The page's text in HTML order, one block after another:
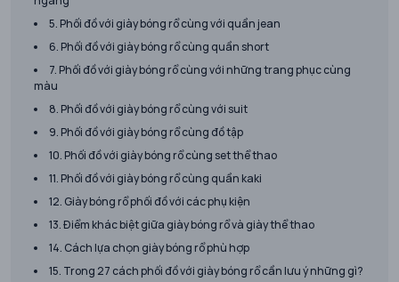
5. Phối đồ với giày bóng rổ cùng với quần jean
6. Phối đồ với giày bóng rổ cùng quần short
7. Phối đồ với giày bóng rổ cùng với những trang phục cùng
màu
8. Phối đồ với giày bóng rổ cùng với suit
9. Phối đồ với giày bóng rổ cùng đồ tập
10. Phối đồ với giày bóng rổ cùng set thể thao
11. Phối đồ với giày bóng rổ cùng quần kaki
12. Giày bóng rổ phối đồ với các phụ kiện
13. Điểm khác biệt giữa giày bóng rổ và giày thể thao
14. Cách lựa chọn giày bóng rổ phù hợp
15. Trong 27 cách phối đồ với giày bóng rổ cần lưu ý những gì?